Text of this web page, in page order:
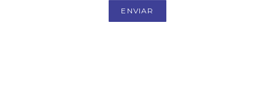
ENVIAR